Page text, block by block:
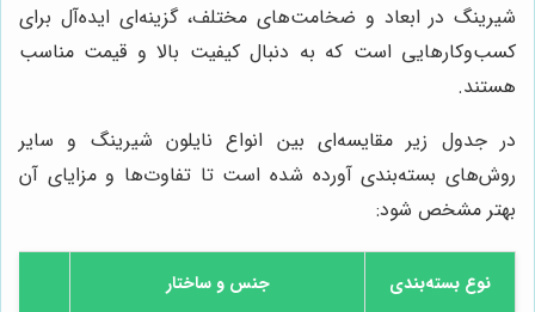
شیرینگ در ابعاد و ضخامت‌های مختلف، گزینه‌ای ایده‌آل برای
کسب‌وکارهایی است که به دنبال کیفیت بالا و قیمت مناسب
هستند.
در جدول زیر مقایسه‌ای بین انواع نایلون شیرینگ و سایر
روش‌های بسته‌بندی آورده شده است تا تفاوت‌ها و مزایای آن
بهتر مشخص شود:
نوع بسته‌بندی جنس و ساختار